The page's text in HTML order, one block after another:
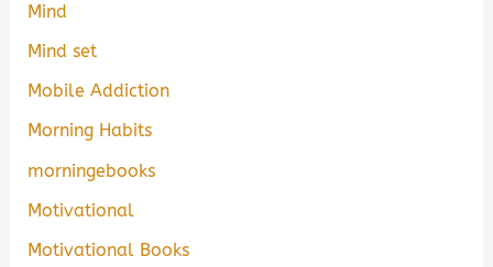
Mind
Mind set
Mobile Addiction
Morning Habits
morningebooks
Motivational
Motivational Books